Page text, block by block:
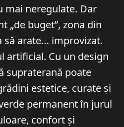
mai neregulate. Dar
„de buget”, zona din
să arate… improvizat.
artificial. Cu un design
supraterană poate
estetice, curate și
permanent în jurul
confort și